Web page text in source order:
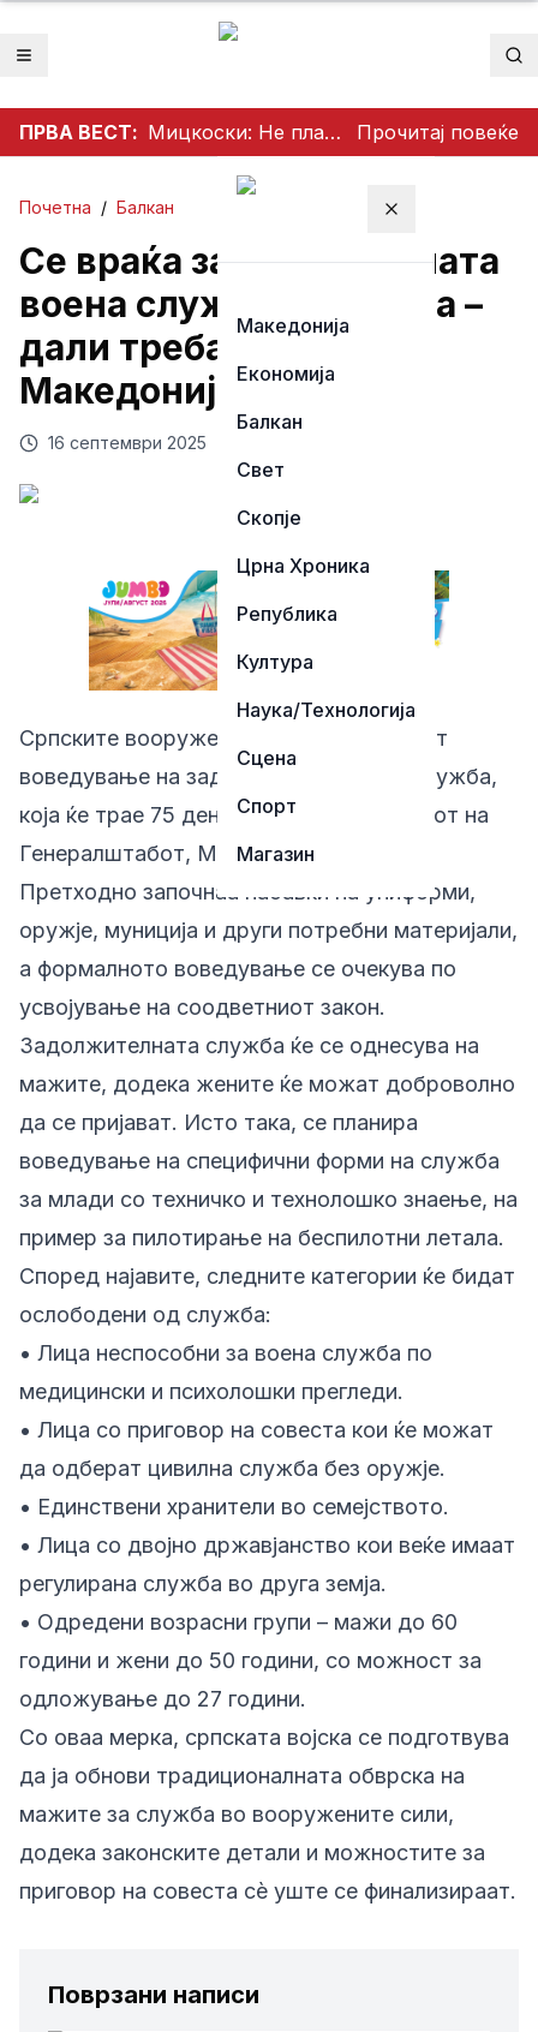
Отвори мени
ПРВА ВЕСТ: Мицкоски: Не планираме зголемување на струјата, работиме на намалување на цената или продолжување на евтината тарифа Прочитај повеќе
Затвори мени
Македонија
Економија
Балкан
Свет
Скопје
Црна Хроника
Република
Култура
Наука/Технологија
Сцена
Спорт
Магазин
Почетна / Балкан
Се враќа задолжителната
воена служба во Србија –
дали треба и во
Македонија?
16 септември 2025
Српските вооружени сили подготвуваат
воведување на задолжителна воена служба,
која ќе трае 75 дена, потврди началникот на
Генералштабот, Милан Мојсиловиќ.
Претходно започнаа набавки на униформи,
оружје, муниција и други потребни материјали,
а формалното воведување се очекува по
усвојување на соодветниот закон.
Задолжителната служба ќе се однесува на
мажите, додека жените ќе можат доброволно
да се пријават. Исто така, се планира
воведување на специфични форми на служба
за млади со техничко и технолошко знаење, на
пример за пилотирање на беспилотни летала.
Според најавите, следните категории ќе бидат
ослободени од служба:
• Лица неспособни за воена служба по
медицински и психолошки прегледи.
• Лица со приговор на совеста кои ќе можат
да одберат цивилна служба без оружје.
• Единствени хранители во семејството.
• Лица со двојно државјанство кои веќе имаат
регулирана служба во друга земја.
• Одредени возрасни групи – мажи до 60
години и жени до 50 години, со можност за
одложување до 27 години.
Со оваа мерка, српската војска се подготвува
да ја обнови традиционалната обврска на
мажите за служба во вооружените сили,
додека законските детали и можностите за
приговор на совеста сè уште се финализираат.
Поврзани написи